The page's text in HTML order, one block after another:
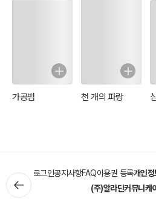
가공범 천 개의 파랑
로그인공지사항FAQ이용권 등록개인
(주)알라딘커뮤니케